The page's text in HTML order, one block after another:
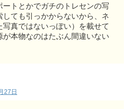
ートとかでガチのトレセンの写
しても引っかからないから、ネ
写真ではないっぽい）を載せて
が本物なのはたぶん間違いない
27日